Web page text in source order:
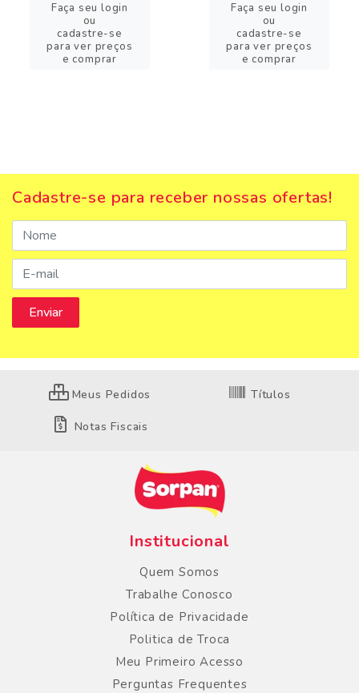
Faça seu login
ou
cadastre-se
para ver preços
e comprar
Faça seu login
ou
cadastre-se
para ver preços
e comprar
Cadastre-se para receber nossas ofertas!
Meus Pedidos Títulos
Notas Fiscais
Institucional
Quem Somos
Trabalhe Conosco
Política de Privacidade
Politica de Troca
Meu Primeiro Acesso
Perguntas Frequentes